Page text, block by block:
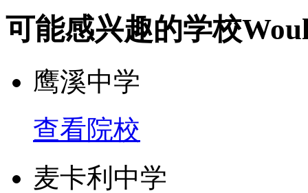
可能感兴趣的学校
鹰溪中学
查看院校
麦卡利中学